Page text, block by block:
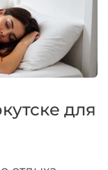
для